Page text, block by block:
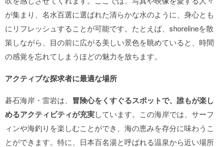
が集まり、名水百選に選ばれた清らかな水のように、身心とも
にリフレッシュすることが可能です。たとえば、shorelineを散
策しながら、目の前に広がる美しい景色を眺めていると、時間
の感覚を忘れてしまうほどの魅力を放ちます。
アクティブな探求者に最適な場所
碁石海岸・雷岩は、 冒険心をくすぐるスポットで、誰もが楽し
めるアクティビティが充実しています。この海岸では、サーフ
ィンや海釣りを楽しむことができ、海の恵みを存分に味わうこ
とができます。特に、日本百名湯と呼ばれる温泉から近い場所